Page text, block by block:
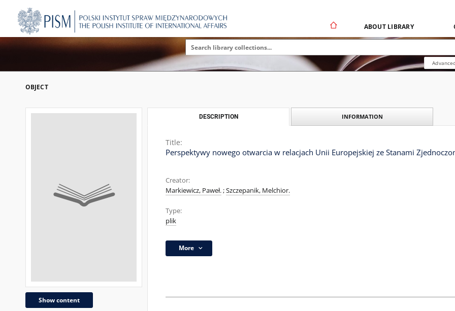
ABOUT LIBRARY
OBJECT
Show content
DESCRIPTION INFORMATION
Title:
Perspektywy nowego otwarcia w relacjach Unii Europejskiej ze Stanami
Creator:
Markiewicz, Paweł.;Szczepanik, Melchior.
Type:
plik
More